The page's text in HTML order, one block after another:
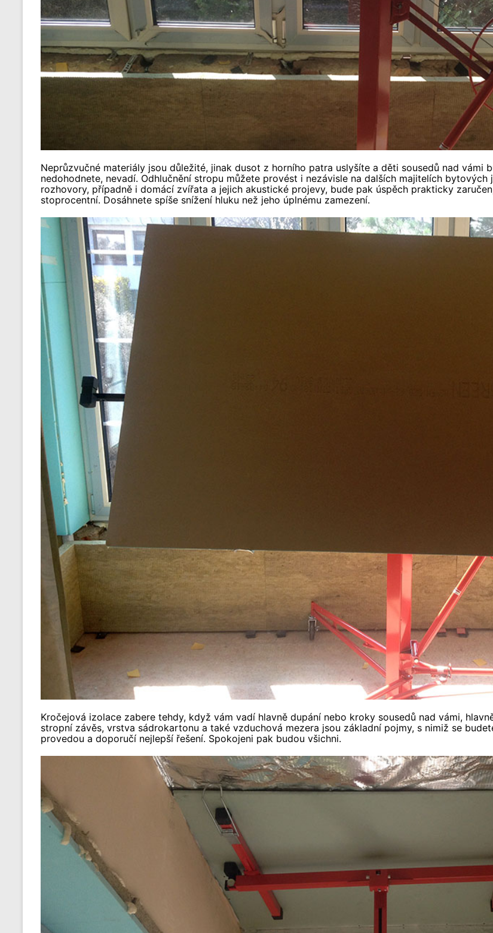
Neprůzvučné materiály jsou důležité, jinak dusot z horního patra uslyšíte a děti sousedů nad vámi
nedohodnete, nevadí. Odhlučnění stropu můžete provést i nezávisle na dalších majitelích
rozhovory, případně i domácí zvířata a jejich akustické projevy, bude pak úspěch prakticky
stoprocentní. Dosáhnete spíše snížení hluku než jeho úplnému zamezení.
Kročejová izolace zabere tehdy, když vám vadí hlavně dupání nebo kroky sousedů nad vámi,
stropní závěs, vrstva sádrokartonu a také vzduchová mezera jsou základní pojmy, s nimiž se
provedou a doporučí nejlepší řešení. Spokojeni pak budou všichni.